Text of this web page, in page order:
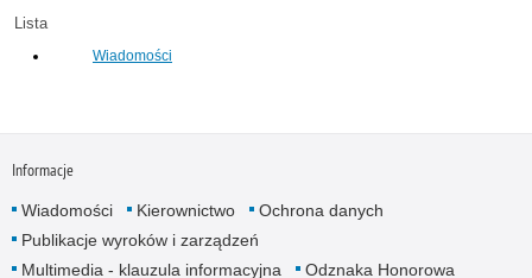
Lista
Wiadomości
Informacje
Wiadomości Kierownictwo
Ochrona danych
Publikacje wyroków i zarządzeń
Multimedia - klauzula informacyjna
Odznaka Honorowa